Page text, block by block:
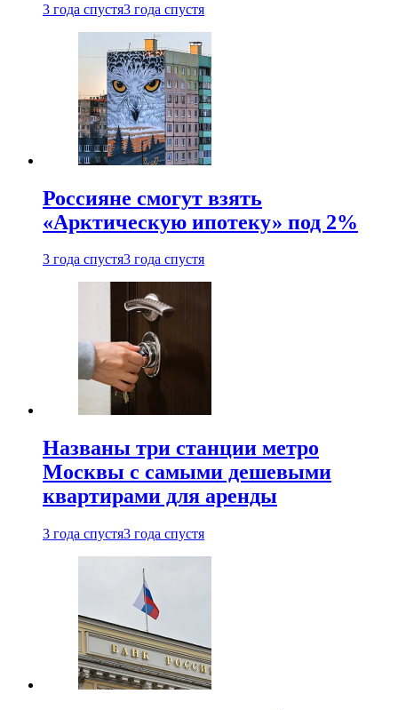
3 года спустя3 года спустя
Россияне смогут взять
«Арктическую ипотеку» под 2%
3 года спустя3 года спустя
Названы три станции метро
Москвы с самыми дешевыми
квартирами для аренды
3 года спустя3 года спустя